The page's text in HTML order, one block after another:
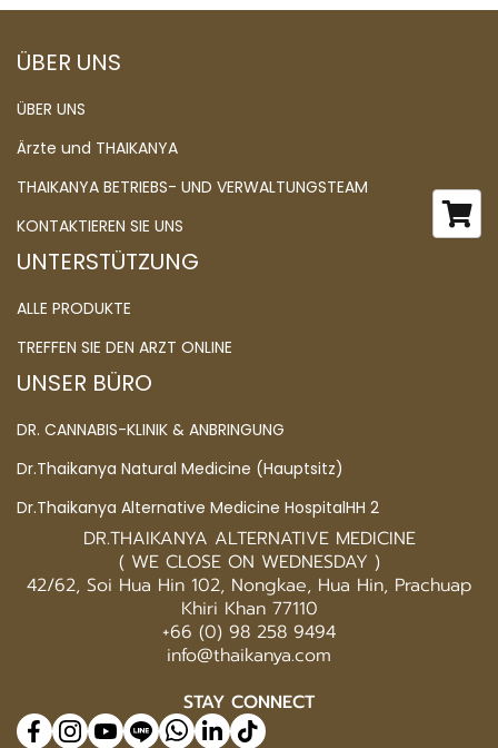
ÜBER UNS
ÜBER UNS
Ärzte und THAIKANYA
THAIKANYA BETRIEBS- UND VERWALTUNGSTEAM
KONTAKTIEREN SIE UNS
UNTERSTÜTZUNG
ALLE PRODUKTE
TREFFEN SIE DEN ARZT ONLINE
UNSER BÜRO
DR. CANNABIS-KLINIK & ANBRINGUNG
Dr.Thaikanya Natural Medicine (Hauptsitz)
Dr.Thaikanya Alternative Medicine HospitalHH 2
DR.THAIKANYA ALTERNATIVE MEDICINE
( WE CLOSE ON WEDNESDAY )
42/62, Soi Hua Hin 102, Nongkae, Hua Hin, Prachuap
Khiri Khan 77110
+66 (0) 98 258 9494
info@thaikanya.com
STAY CONNECT